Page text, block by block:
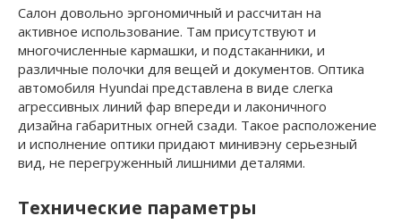
Салон довольно эргономичный и рассчитан на
активное использование. Там присутствуют и
многочисленные кармашки, и подстаканники, и
различные полочки для вещей и документов. Оптика
автомобиля Hyundai представлена в виде слегка
агрессивных линий фар впереди и лаконичного
дизайна габаритных огней сзади. Такое расположение
и исполнение оптики придают минивэну серьезный
вид, не перегруженный лишними деталями.
Технические параметры